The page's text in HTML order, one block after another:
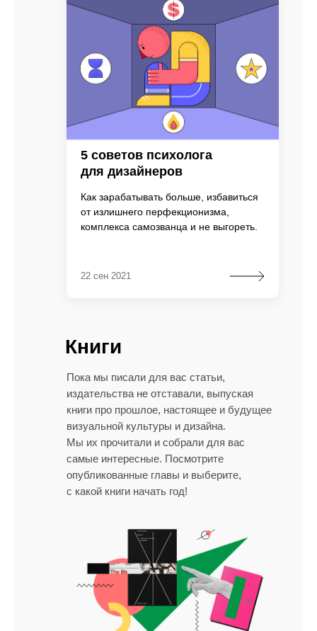
5 советов психолога
для дизайнеров
Как зарабатывать больше, избавиться
от излишнего перфекционизма,
комплекса самозванца и не выгореть.
22 сен 2021
Книги
Пока мы писали для вас статьи,
издательства не отставали, выпуская
книги про прошлое, настоящее и будущее
визуальной культуры и дизайна.
Мы их прочитали и собрали для вас
самые интересные. Посмотрите
опубликованные главы и выберите,
с какой книги начать год!